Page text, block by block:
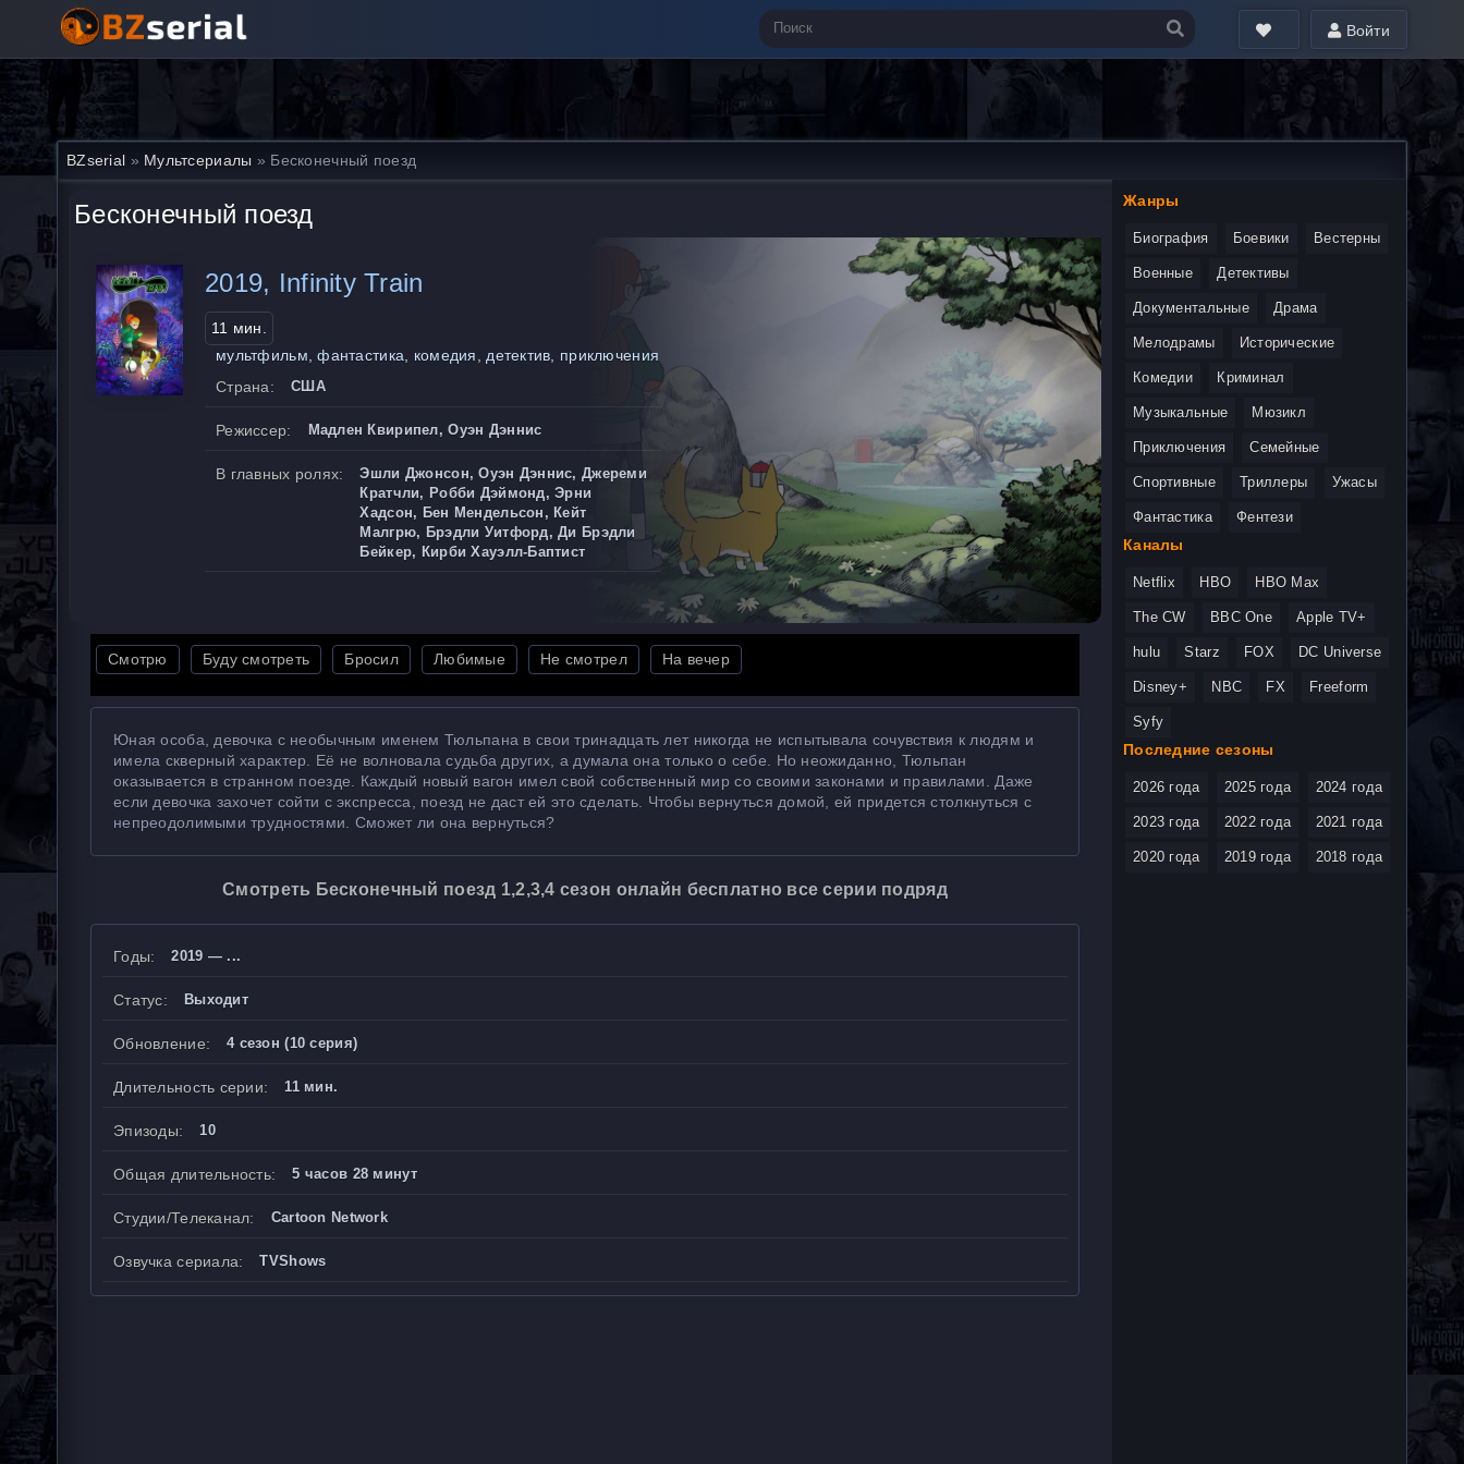
Войти
BZserial » Мультсериалы » Бесконечный поезд
Бесконечный поезд
2019, Infinity Train
11 мин.
мультфильм, фантастика, комедия, детектив, приключения
Страна:
США
Режиссер: Мадлен Квирипел, Оуэн Дэннис
В главных ролях:
Эшли Джонсон, Оуэн Дэннис, Джереми
Кратчли, Робби Дэймонд, Эрни
Хадсон, Бен Мендельсон, Кейт
Малгрю, Брэдли Уитфорд, Ди Брэдли
Бейкер, Кирби Хауэлл-Баптист
Смотрю Буду смотреть Бросил Любимые Не смотрел На вечер
Юная особа, девочка с необычным именем Тюльпана в свои тринадцать лет никогда не испытывала сочувствия к людям и
имела скверный характер. Её не волновала судьба других, а думала она только о себе. Но неожиданно, Тюльпан
оказывается в странном поезде. Каждый новый вагон имел свой собственный мир со своими законами и правилами. Даже
если девочка захочет сойти с экспресса, поезд не даст ей это сделать. Чтобы вернуться домой, ей придется столкнуться с
непреодолимыми трудностями. Сможет ли она вернуться?
Смотреть Бесконечный поезд 1,2,3,4 сезон онлайн бесплатно все серии подряд
Годы: 2019 — ...
Статус: Выходит
Обновление: 4 сезон (10 серия)
Длительность серии: 11 мин.
Эпизоды: 10
Общая длительность: 5 часов 28 минут
Студии/Телеканал: Cartoon Network
Озвучка сериала: TVShows
Жанры
Биография Боевики Вестерны
Военные Детективы
Документальные Драма
Мелодрамы Исторические
Комедии Криминал
Музыкальные Мюзикл
Приключения Семейные
Спортивные Триллеры Ужасы
Фантастика Фентези
Каналы
Netflix HBO HBO Max
The CW BBC One Apple TV+
hulu Starz FOX DC Universe
Disney+ NBC FX Freeform
Syfy
Последние сезоны
2026 года 2025 года 2024 года
2023 года 2022 года 2021 года
2020 года 2019 года 2018 года